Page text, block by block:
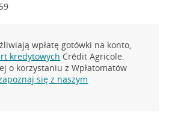
wpłatę gotówki na konto,
kredytowych Crédit Agricole.
o korzystaniu z Wpłatomatów
się z naszym